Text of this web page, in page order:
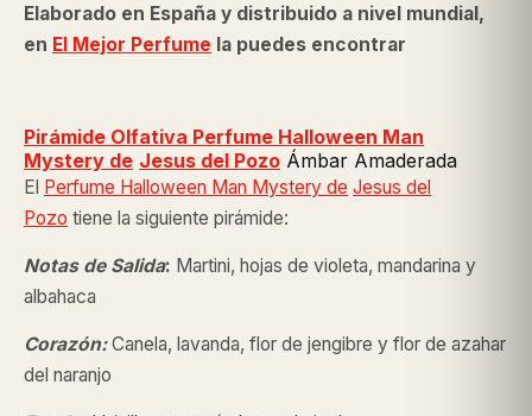
Elaborado en España y distribuido a nivel mundial,
en El Mejor Perfume la puedes encontrar
Pirámide Olfativa Perfume Halloween Man
Mystery de Jesus del Pozo Ámbar Amaderada
El Perfume Halloween Man Mystery de Jesus del
Pozo tiene la siguiente pirámide:
Notas de Salida: Martini, hojas de violeta, mandarina y
albahaca
Corazón:Canela, lavanda, flor de jengibre y flor de azahar
del naranjo